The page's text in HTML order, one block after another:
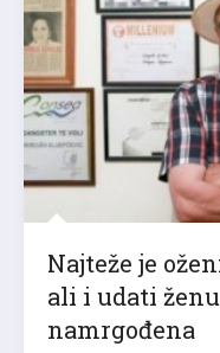
Najteže je
ali i udati
namrgođena